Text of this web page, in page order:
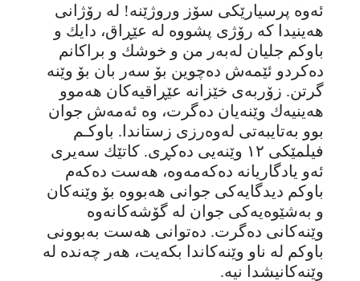
ئەوە پرسیارێکی سۆز وروژێنە! لە رۆژانی
هەینیدا کە رۆژی پشووە لە عێڕاق، دایك و
باوکم جلیان لەبەر من و خوشك و براکانم
دەکردو ئێمەش دەچوین بۆ سەر بان بۆ وێنە
گرتن. زۆربەی خێزانە عێڕاقیەکان هەموو
هەینیەك وێنەیان دەگرت، وە ئەمەش جوان
بوو بەتایبەتی لەوەرزی زستاندا. باوکـم
فیلمێکی ١٢ وێنەیی دەکڕی. کاتێك سەیری
ئەو یادگاریانە دەکەمەوە، هەست دەکەم
باوکم دیدگایەکی جوانی هەبووە بۆ وێنەکان
و بەشێوەیەکی جوان لە گۆشەکانەوە
وێنەکانی دەگرت. دەتوانی هەست بەبوونی
باوکم لە ناو وێنەکاندا بکەیت، هەر چەندە لە
وێنەکانیشدا نیە.